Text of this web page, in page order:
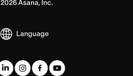
2026Asana, Inc.
Language